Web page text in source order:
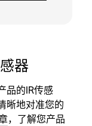
器
品的IR传感
晰地对准您的
，了解您产品